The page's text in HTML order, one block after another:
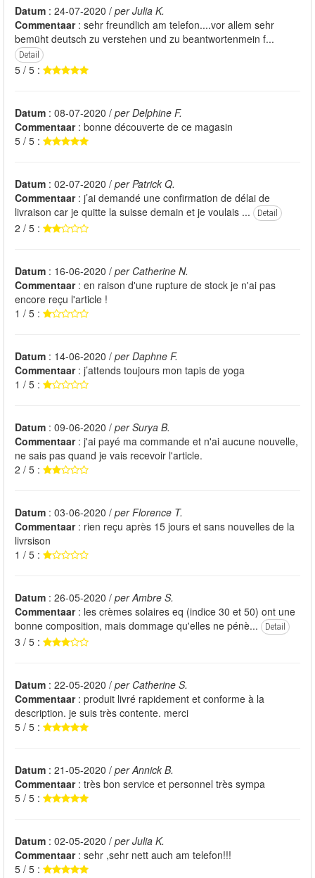
Datum : 24-07-2020 / per Julia K.
Commentaar: sehr freundlich am telefon....vor allem sehr
bemüht deutsch zu verstehen und zu beantwortenmein f...
Detail
5 / 5 :
Datum : 08-07-2020 / per Delphine F.
Commentaar: bonne découverte de ce magasin
5 / 5 :
Datum : 02-07-2020 / per Patrick Q.
Commentaar: j’ai demandé une confirmation de délai de
livraison car je quitte la suisse demain et je voulais ...
Detail
2 / 5 :
Datum : 16-06-2020 / per Catherine N.
Commentaar: en raison d'une rupture de stock je n'ai pas
encore reçu l'article !
1 / 5 :
Datum : 14-06-2020 / per Daphne F.
Commentaar: j’attends toujours mon tapis de yoga
1 / 5 :
Datum : 09-06-2020 / per Surya B.
Commentaar: j'ai payé ma commande et n'ai aucune nouvelle,
ne sais pas quand je vais recevoir l'article.
2 / 5 :
Datum : 03-06-2020 / per Florence T.
Commentaar: rien reçu après 15 jours et sans nouvelles de la
livrsison
1 / 5 :
Datum : 26-05-2020 / per Ambre S.
Commentaar: les crèmes solaires eq (indice 30 et 50) ont une
bonne composition, mais dommage qu'elles ne pénè...
Detail
3 / 5 :
Datum : 22-05-2020 / per Catherine S.
Commentaar: produit livré rapidement et conforme à la
description. je suis très contente. merci
5 / 5 :
Datum : 21-05-2020 / per Annick B.
Commentaar: très bon service et personnel très sympa
5 / 5 :
Datum : 02-05-2020 / per Julia K.
Commentaar: sehr ,sehr nett auch am telefon!!!
5 / 5 :